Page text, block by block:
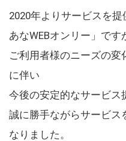
2020年よりサービスを
あなWEBオンリー」です
ご利用者様のニーズの
に伴い
今後の安定的なサービス
誠に勝手ながらサービス
なりました。